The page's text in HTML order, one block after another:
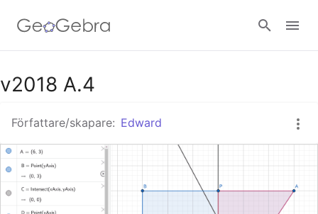
Google Classroom - Interaktiva lektioner
GeoGebra Classroom - Interaktiva lektioner
Logga in
v2018 A.4
Författare/skapare: Edward